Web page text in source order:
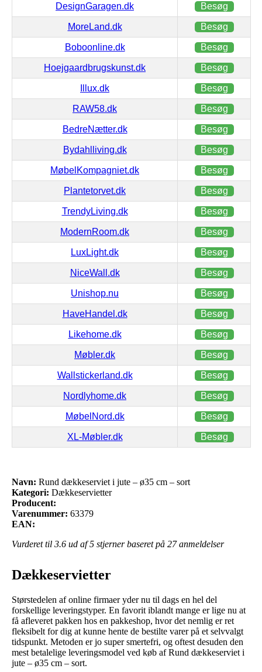
DesignGaragen.dk Besøg
MoreLand.dk Besøg
Boboonline.dk Besøg
Hoejgaardbrugskunst.dk Besøg
Illux.dk Besøg
RAW58.dk Besøg
BedreNætter.dk Besøg
Bydahlliving.dk Besøg
MøbelKompagniet.dk Besøg
Plantetorvet.dk Besøg
TrendyLiving.dk Besøg
ModernRoom.dk Besøg
LuxLight.dk Besøg
NiceWall.dk Besøg
Unishop.nu Besøg
HaveHandel.dk Besøg
Likehome.dk Besøg
Møbler.dk Besøg
Wallstickerland.dk Besøg
Nordlyhome.dk Besøg
MøbelNord.dk Besøg
XL-Møbler.dk Besøg
Navn: Rund dækkeserviet i jute – ø35 cm – sort
Kategori: Dækkeservietter
Producent:
Varenummer: 63379
EAN:
Vurderet til 3.6 ud af 5 stjerner baseret på 27anmeldelser
Dækkeservietter
Størstedelen af online firmaer yder nu til dags en hel del
forskellige leveringstyper. En favorit iblandt mange er lige nu at
få afleveret pakken hos en pakkeshop, hvor det nemlig er ret
fleksibelt for dig at kunne hente de bestilte varer på et selvvalgt
tidspunkt. Metoden er jo super smertefri, og oftest desuden den
mest betalelige leveringsmodel ved køb af Rund dækkeserviet i
jute – ø35 cm – sort.